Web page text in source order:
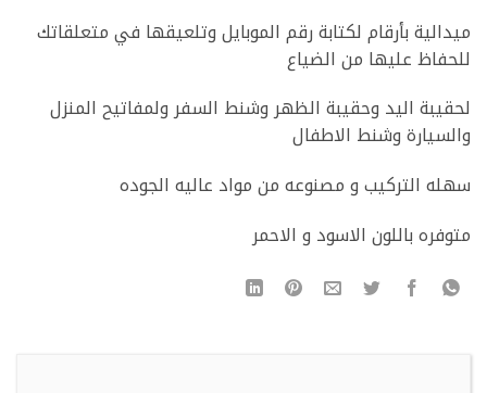
عملاء
ميدالية بأرقام لكتابة رقم الموبايل وتلعيقها في متعلقاتك
للحفاظ عليها من الضياع
لحقيبة اليد وحقيبة الظهر وشنط السفر ولمفاتيح المنزل
والسيارة وشنط الاطفال
سهله التركيب و مصنوعه من مواد عاليه الجوده
متوفره باللون الاسود و الاحمر